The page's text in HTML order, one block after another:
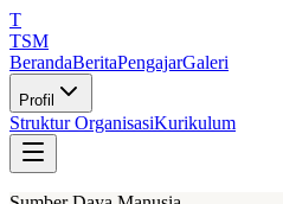
T
TSM
BerandaBeritaPengajarGaleri
Profil
Struktur OrganisasiKurikulum